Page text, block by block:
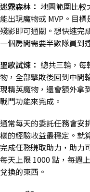
迷霧森林： 地圖範圍比較
能出現魔物或 MVP。目
殘影即可通關。想快速完
一個房間需要半數隊員到
聖歌試煉： 總共三輪，每
物，全部擊敗後回到中間
現精英魔物，還會額外拿
戰鬥功能來完成。
通常每天的委託任務會安
樣的經驗收益最穩定。就
完成任務賺取助力，助力
每天上限 1000 點，每週
兌換的東西。